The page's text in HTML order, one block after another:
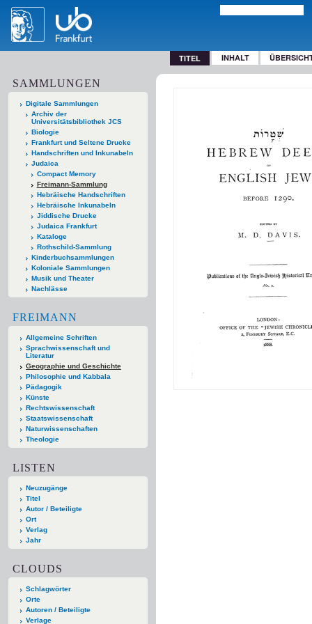
TITEL INHALT
SAMMLUNGEN
Digitale Sammlungen
Archiv der
Universitätsbibliothek JCS
Biologie
Frankfurt und Seltene Drucke
Handschriften und Inkunabeln
Judaica
Compact Memory
Freimann-Sammlung
Hebräische Handschriften
Hebräische Inkunabeln
Jiddische Drucke
Judaica Frankfurt
Kataloge
Rothschild-Sammlung
Kinderbuchsammlungen
Koloniale Sammlungen
Musik und Theater
Nachlässe
FREIMANN
Allgemeine Schriften
Sprachwissenschaft und
Literatur
Geographie und Geschichte
Philosophie und Kabbala
Pädagogik
Künste
Rechtswissenschaft
Staatswissenschaft
Naturwissenschaften
Theologie
LISTEN
Neuzugänge
Titel
Autor / Beteiligte
Ort
Verlag
Jahr
CLOUDS
Schlagwörter
Orte
Autoren / Beteiligte
Verlage